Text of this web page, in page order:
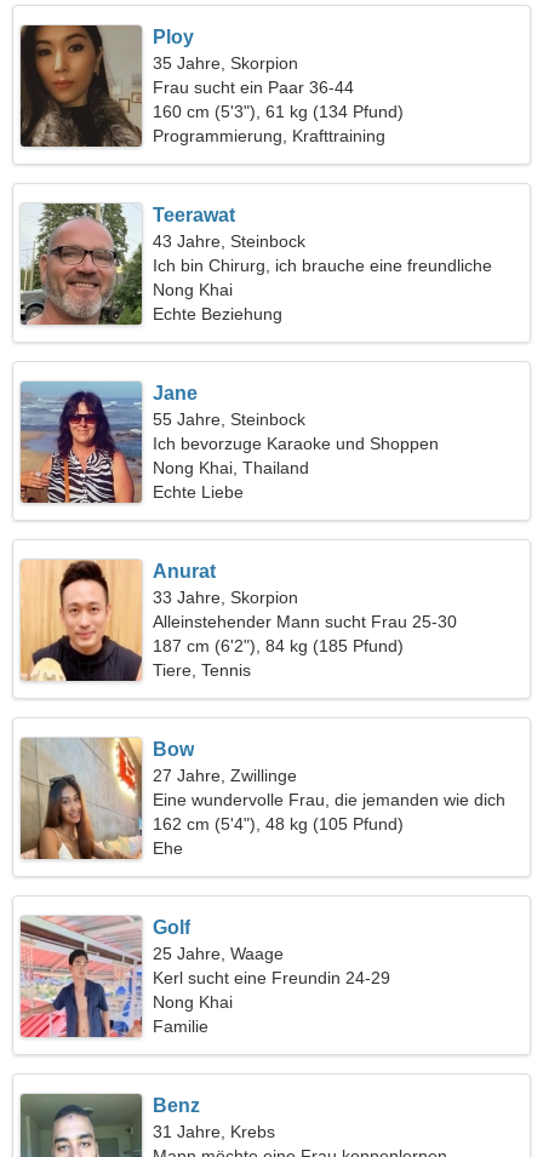
Ploy
35 Jahre, Skorpion
Frau sucht ein Paar 36-44
160 cm (5'3"), 61 kg (134 Pfund)
Programmierung, Krafttraining
Teerawat
43 Jahre, Steinbock
Ich bin Chirurg, ich brauche eine freundliche
Frau
Nong Khai
Echte Beziehung
Jane
55 Jahre, Steinbock
Ich bevorzuge Karaoke und Shoppen
Nong Khai, Thailand
Echte Liebe
Anurat
33 Jahre, Skorpion
Alleinstehender Mann sucht Frau 25-30
187 cm (6'2"), 84 kg (185 Pfund)
Tiere, Tennis
Bow
27 Jahre, Zwillinge
Eine wundervolle Frau, die jemanden wie dich
sucht
162 cm (5'4"), 48 kg (105 Pfund)
Ehe
Golf
25 Jahre, Waage
Kerl sucht eine Freundin 24-29
Nong Khai
Familie
Benz
31 Jahre, Krebs